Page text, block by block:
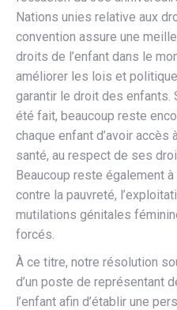
Nations unies relative aux
convention assure une
droits de l’enfant dans le
améliorer les lois et
garantir le droit des enfants.
été fait, beaucoup reste
chaque enfant d’avoir accès
santé, au respect de ses
Beaucoup reste également
contre la pauvreté,
mutilations génitales
forcés.
À ce titre, notre résolution
d’un poste de représentant
l’enfant afin d’établir une